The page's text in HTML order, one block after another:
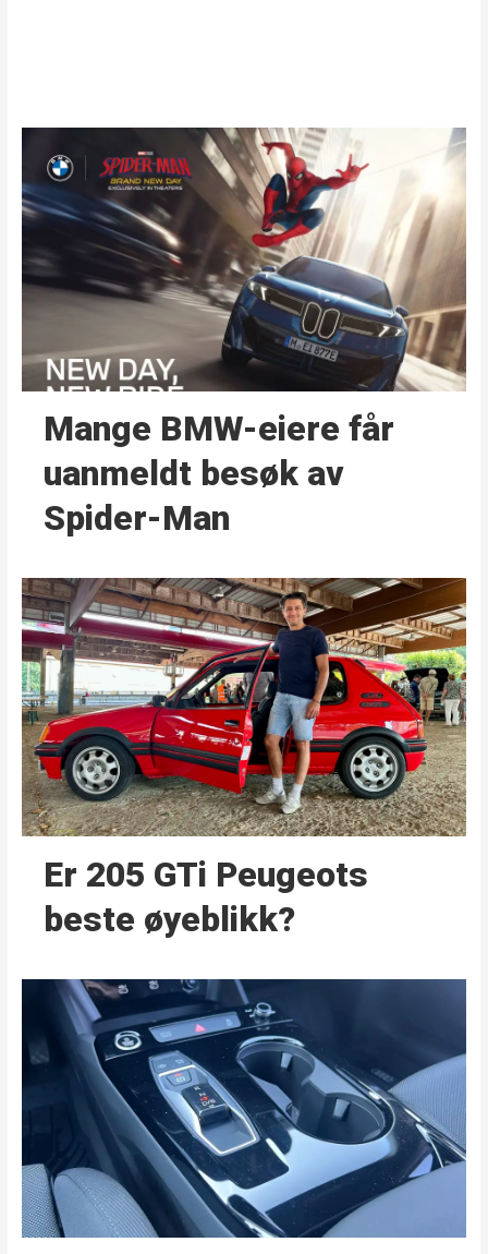
Mange BMW-eiere får
uanmeldt besøk av
Spider-Man
Er 205 GTi Peugeots
beste øyeblikk?